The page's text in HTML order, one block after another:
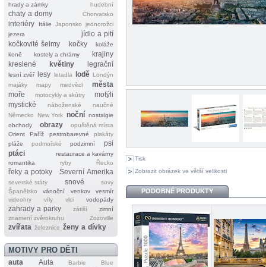
hrady a zámky hudební
chaty a domy Chorvatsko
interiéry Itálie Japonsko
jednorožci
jezera
jídlo a pití
kočkovité šelmy
kočky
koláže
koně
kostely a chrámy
krajiny
kreslené
květiny legrační
lesní zvěř lesy letadla lodě Londýn
majáky
mapy medvědi
města
moře
motocykly a skútry
motýli
mystické
náboženské
naučné
Německo
New York noční nostalgie
obchody
obrazy
opuštěná místa
Orient
Paříž pestrobarevné
plakáty
pláže
podmořské podzimní
psi
ptáci
restaurace a kavárny
romantika
ryby Řecko
řeky a potoky Severní Amerika
severské státy snové
sovy
Španělsko
vánoční venkov
vesmír
videohry
víly vlci vodopády
zahrady a parky zátiší
zimní
znamení zvěrokruhu
Zozoville
zvířata železnice ženy a dívky
MOTIVY PRO DĚTI
auta Auta Barbie
Blue
Tisk
Zobrazit obrázek ve větší velikosti
PODOBNÉ PRODUKTY